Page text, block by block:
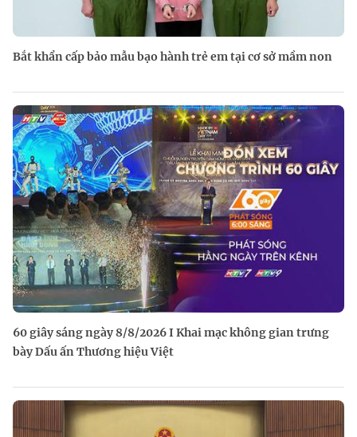
Bắt khẩn cấp bảo mẫu bạo hành trẻ em tại cơ sở mầm non
60 giây sáng ngày 8/8/2026 I Khai mạc không gian trưng
bày Dấu ấn Thương hiệu Việt